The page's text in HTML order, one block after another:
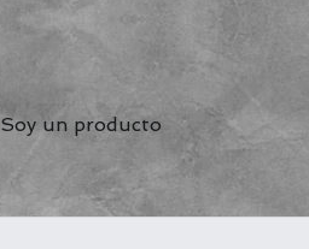
Soy un producto